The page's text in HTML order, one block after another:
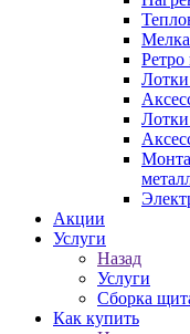
Ретро
Лотки
Акции
Услуги
Назад
Услуги
Сборка
Как купить